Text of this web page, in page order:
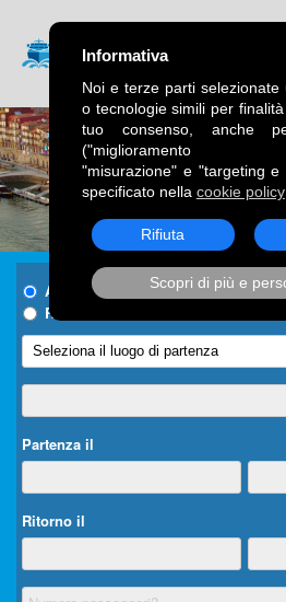
Informativa
Noi e terze parti selezionate
o tecnologie simili per
tuo consenso, anche
("miglioramento
"misurazione" e "targeting e
specificato nella cookie policy
Rifiuta
Scopri di più e